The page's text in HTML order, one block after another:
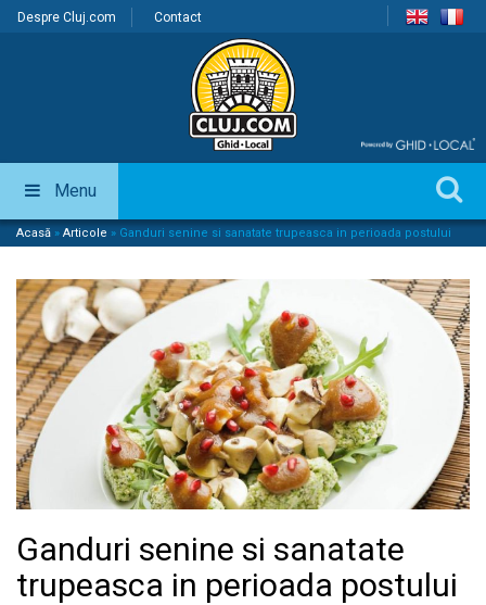
Despre Cluj.com Contact
Menu
Acasă » Articole » Ganduri senine si sanatate trupeasca in perioada postului
Ganduri senine si sanatate
trupeasca in perioada postului